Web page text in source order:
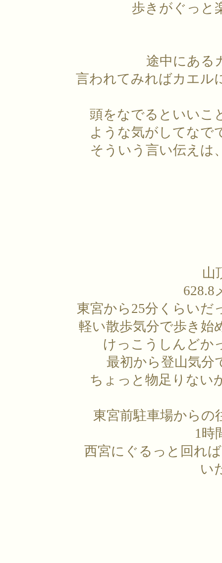
歩きがぐっと
途中にある
言われてみればカエル
頭をなでるといいこ
ような気がしてなで
そういう言い伝えは
山
628.8
東宮から25分くらいだ
軽い散歩気分で歩き始
けっこうしんどか
最初から登山気分
ちょっと物足りない
東宮前駐車場からの
1時
西宮にぐるっと回れ
い